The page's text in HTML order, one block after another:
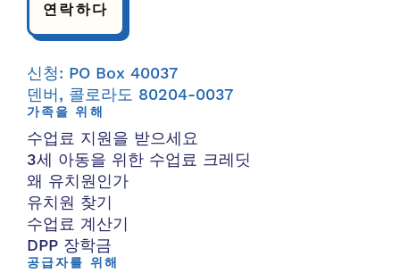
연락하다
신청: PO Box 40037
덴버, 콜로라도 80204-0037
가족을 위해
수업료 지원을 받으세요
3세 아동을 위한 수업료 크레딧
왜 유치원인가
유치원 찾기
수업료 계산기
DPP 장학금
공급자를 위해